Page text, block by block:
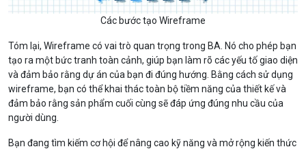
Các bước tạo Wireframe
Tóm lại, Wireframe có vai trò quan trọng trong BA. Nó cho phép bạn
tạo ra một bức tranh toàn cảnh, giúp bạn làm rõ các yếu tố giao diện
và đảm bảo rằng dự án của bạn đi đúng hướng. Bằng cách sử dụng
wireframe, bạn có thể khai thác toàn bộ tiềm năng của thiết kế và
đảm bảo rằng sản phẩm cuối cùng sẽ đáp ứng đúng nhu cầu của
người dùng.
Bạn đang tìm kiếm cơ hội để nâng cao kỹ năng và mở rộng kiến thức